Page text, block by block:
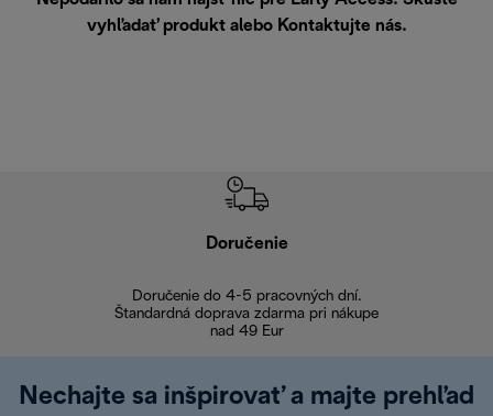
vyhľadať produkt alebo Kontaktujte nás.
Doručenie
Doručenie do 4-5 pracovných dní.
Štandardná doprava zdarma pri nákupe
nad 49 Eur
Nechajte sa inšpirovať a majte prehľad